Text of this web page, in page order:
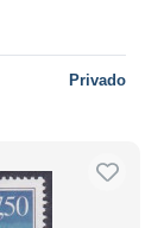
Privado